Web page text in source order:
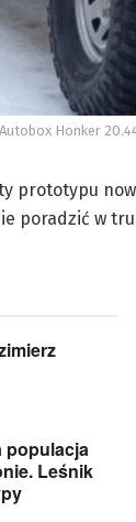
Honker
prototypu
poradzić w
populacja
Leśnik